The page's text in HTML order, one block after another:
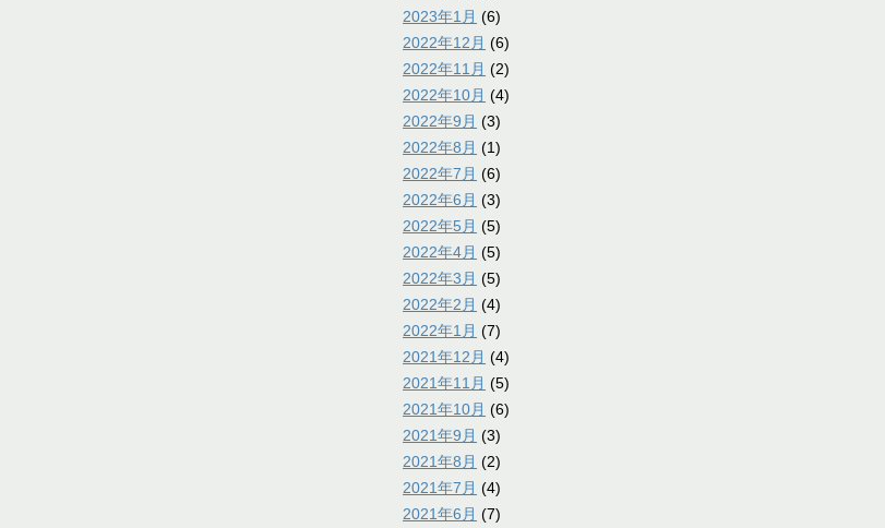
2023年1月 (6)
2022年12月 (6)
2022年11月 (2)
2022年10月 (4)
2022年9月 (3)
2022年8月 (1)
2022年7月 (6)
2022年6月 (3)
2022年5月 (5)
2022年4月 (5)
2022年3月 (5)
2022年2月 (4)
2022年1月 (7)
2021年12月 (4)
2021年11月 (5)
2021年10月 (6)
2021年9月 (3)
2021年8月 (2)
2021年7月 (4)
2021年6月 (7)